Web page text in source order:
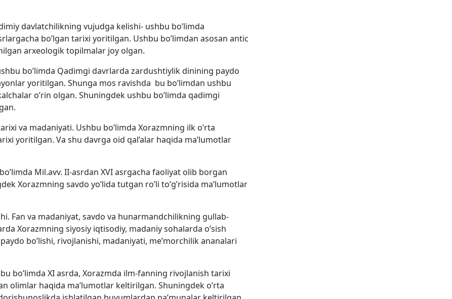
davlatchilikning vujudga kelishi- ushbu bo’limda
bo’lgan tarixi yoritilgan. Ushbu bo’limdan asosan antic
arxeologik topilmalar joy olgan.
bo’limda Qadimgi davrlarda zardushtiylik dinining paydo
yoritilgan. Shunga mos ravishda bu bo’limdan ushbu
o’rin olgan. Shuningdek ushbu bo’limda qadimgi
va madaniyati. Ushbu bo’limda Xorazmning ilk o’rta
yoritilgan. Va shu davrga oid qal’alar haqida ma’lumotlar
Mil.avv. II-asrdan XVI asrgacha faoliyat olib borgan
Xorazmning savdo yo’lida tutgan ro’li to’g’risida ma’lumotlar
Fan va madaniyat, savdo va hunarmandchilikning gullab-
Xorazmning siyosiy iqtisodiy, madaniy sohalarda o’sish
bo’lishi, rivojlanishi, madaniyati, me’morchilik ananalari
bo’limda XI asrda, Xorazmda ilm-fanning rivojlanish tarixi
olimlar haqida ma’lumotlar keltirilgan. Shuningdek o’rta